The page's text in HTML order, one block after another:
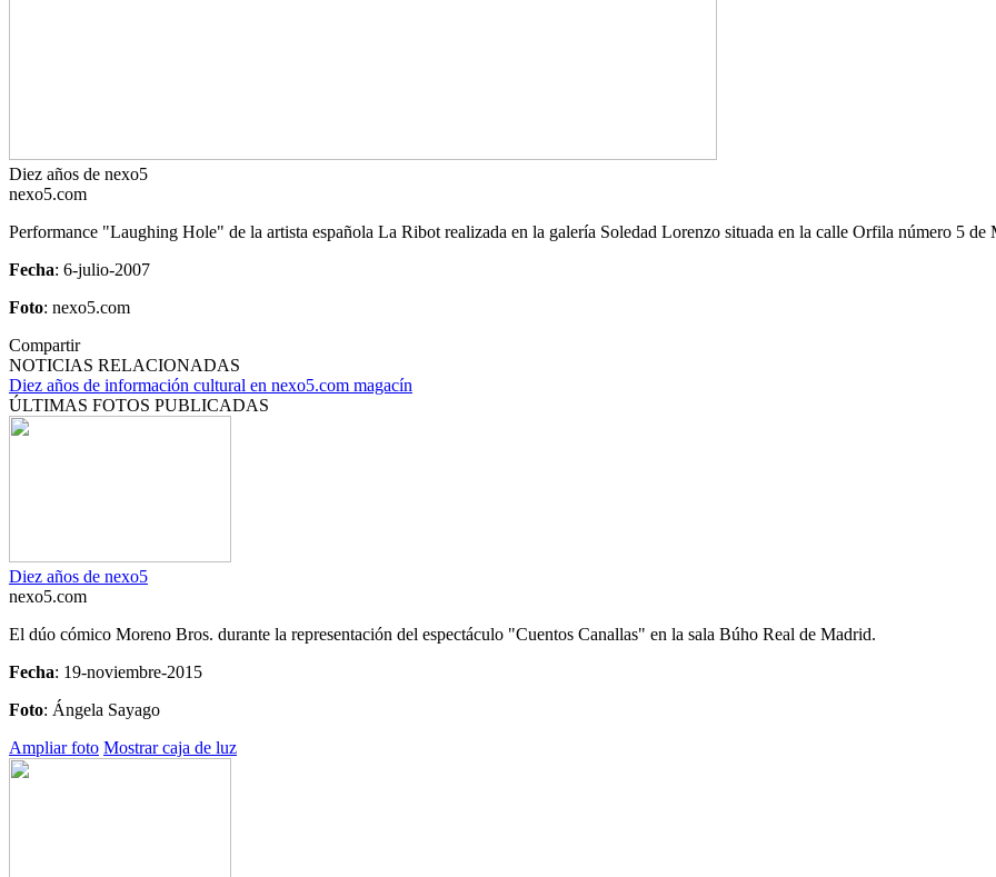
Diez años de nexo5
nexo5.com
Performance "Laughing Hole" de la artista española La Ribot realizada en la galería Soledad Lorenzo situada en la calle Orfila número 5 de
Fecha: 6-julio-2007
Foto: nexo5.com
Compartir
NOTICIAS RELACIONADAS
Diez años de información cultural en nexo5.com magacín
ÚLTIMAS FOTOS PUBLICADAS
Diez años de nexo5
nexo5.com
El dúo cómico Moreno Bros. durante la representación del espectáculo "Cuentos Canallas" en la sala Búho Real de Madrid.
Fecha: 19-noviembre-2015
Foto: Ángela Sayago
Ampliar foto Mostrar caja de luz